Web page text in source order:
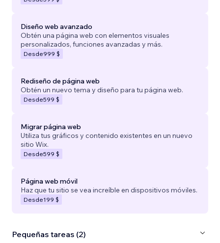
Diseño web avanzado
Obtén una página web con elementos visuales
personalizados, funciones avanzadas y más.
Desde999 $
Rediseño de página web
Obtén un nuevo tema y diseño para tu página web.
Desde599 $
Migrar página web
Utiliza tus gráficos y contenido existentes en un nuevo
sitio Wix.
Desde599 $
Página web móvil
Haz que tu sitio se vea increíble en dispositivos móviles.
Desde199 $
Pequeñas tareas (2)